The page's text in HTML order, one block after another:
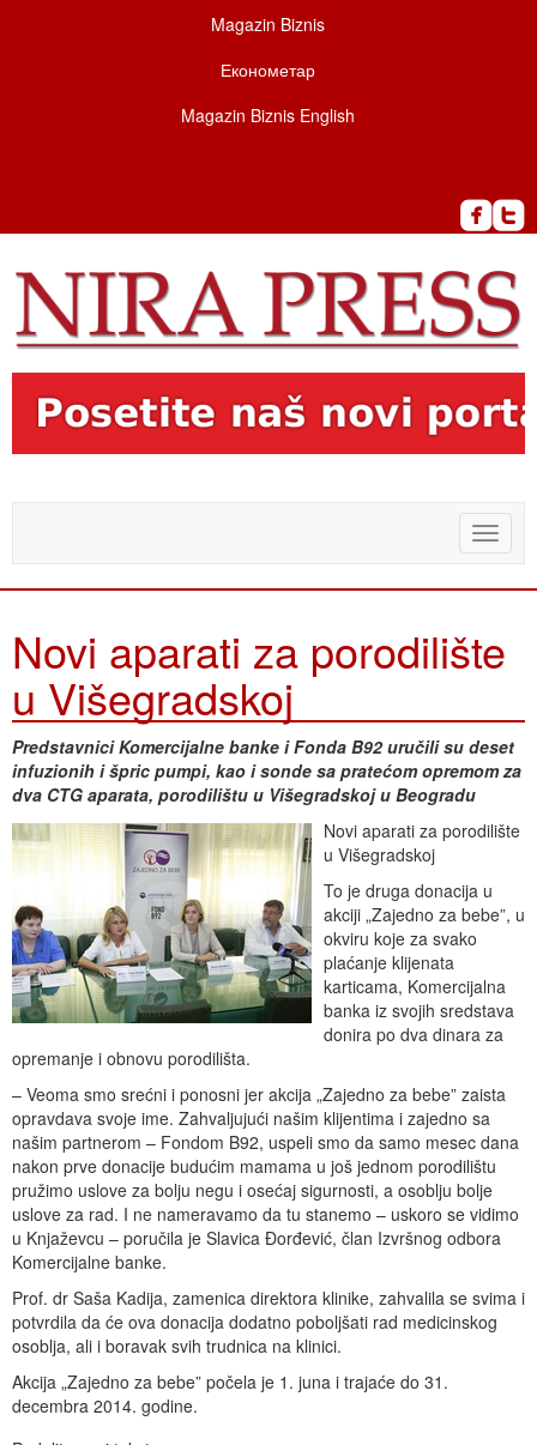
Magazin Biznis
Економетар
Magazin Biznis English
Toggle
Novi aparati za porodilište
u Višegradskoj
Predstavnici Komercijalne banke i Fonda B92 uručili su deset
infuzionih i špric pumpi, kao i sonde sa pratećom opremom za
dva CTG aparata, porodilištu u Višegradskoj u Beogradu
Novi aparati za porodilište
u Višegradskoj
To je druga donacija u
akciji „Zajedno za bebe”, u
okviru koje za svako
plaćanje klijenata
karticama, Komercijalna
banka iz svojih sredstava
donira po dva dinara za
opremanje i obnovu porodilišta.
– Veoma smo srećni i ponosni jer akcija „Zajedno za bebe” zaista
opravdava svoje ime. Zahvaljujući našim klijentima i zajedno sa
našim partnerom – Fondom B92, uspeli smo da samo mesec dana
nakon prve donacije budućim mamama u još jednom porodilištu
pružimo uslove za bolju negu i osećaj sigurnosti, a osoblju bolje
uslove za rad. I ne nameravamo da tu stanemo – uskoro se vidimo
u Knjaževcu – poručila je Slavica Đorđević, član Izvršnog odbora
Komercijalne banke.
Prof. dr Saša Kadija, zamenica direktora klinike, zahvalila se svima i
potvrdila da će ova donacija dodatno poboljšati rad medicinskog
osoblja, ali i boravak svih trudnica na klinici.
Akcija „Zajedno za bebe” počela je 1. juna i trajaće do 31.
decembra 2014. godine.